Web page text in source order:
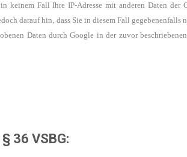
keinem Fall Ihre IP-Adresse mit anderen Daten der
darauf hin, dass Sie in diesem Fall gegebenenfalls
Daten durch Google in der zuvor
36 VSBG: